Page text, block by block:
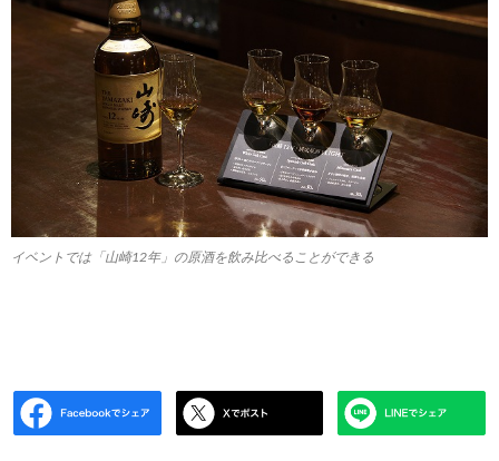
イベントでは「山崎12年」の原酒を飲み比べることができる